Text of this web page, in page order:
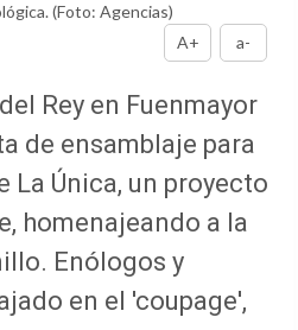
(Foto: Agencias)
A+
a-
Rey en Fuenmayor
de ensamblaje para
La Única, un proyecto
homenajeando a la
Enólogos y
en el 'coupage',